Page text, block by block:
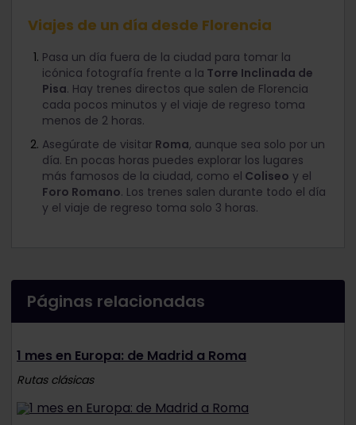
Viajes de un día desde Florencia
Pasa un día fuera de la ciudad para tomar la
icónica fotografía frente a la Torre Inclinada de
Pisa. Hay trenes directos que salen de Florencia
cada pocos minutos y el viaje de regreso toma
menos de 2 horas.
Asegúrate de visitar Roma, aunque sea solo por un
día. En pocas horas puedes explorar los lugares
más famosos de la ciudad, como el Coliseo y el
Foro Romano. Los trenes salen durante todo el día
y el viaje de regreso toma solo 3 horas.
Páginas relacionadas
1 mes en Europa: de Madrid a Roma
Rutas clásicas